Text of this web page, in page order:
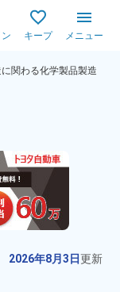
キープ メニュー
関わる化学製品製造
化学製
2026年8月3日更新